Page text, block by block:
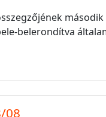
belerondítva
08